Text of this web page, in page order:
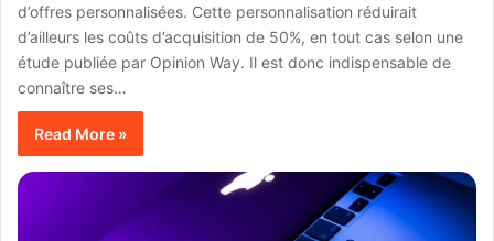
d’offres personnalisées. Cette personnalisation réduirait
d’ailleurs les coûts d’acquisition de 50%, en tout cas selon une
étude publiée par Opinion Way. Il est donc indispensable de
connaître ses…
Read More »